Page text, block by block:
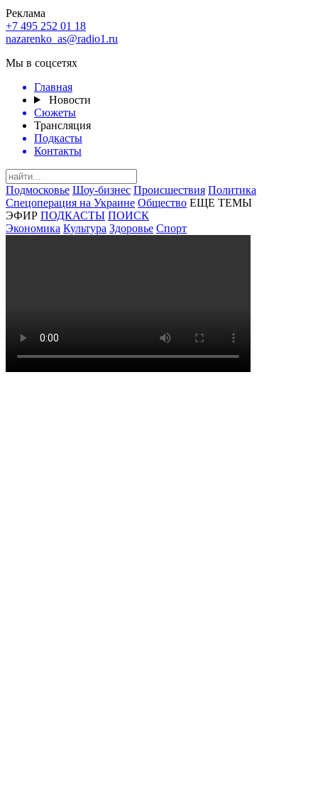
Реклама
+7 495 252 01 18
nazarenko_as@radio1.ru
Мы в соцсетях
Главная
Новости
Сюжеты
Трансляция
Подкасты
Контакты
Подмосковье Шоу-бизнес Происшествия Политика
Спецоперация на Украине Общество ЕЩЕ ТЕМЫ
ЭФИР ПОДКАСТЫ ПОИСК
Экономика Культура Здоровье Спорт